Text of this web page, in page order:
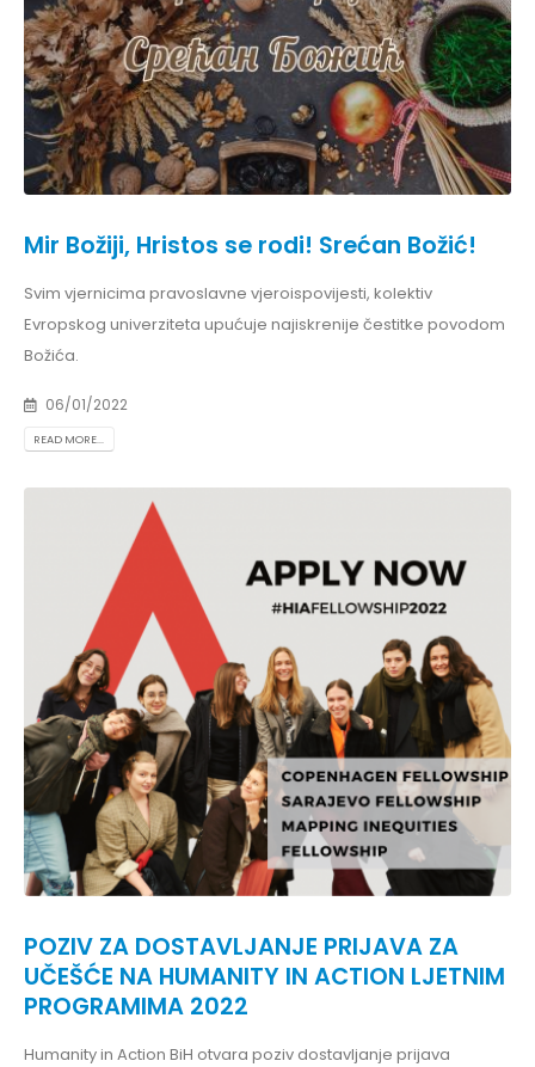
Mir Božiji, Hristos se rodi! Srećan Božić!
Svim vjernicima pravoslavne vjeroispovijesti, kolektiv
Evropskog univerziteta upućuje najiskrenije čestitke povodom
Božića.
06/01/2022
READ MORE...
POZIV ZA DOSTAVLJANJE PRIJAVA ZA
UČEŠĆE NA HUMANITY IN ACTION LJETNIM
PROGRAMIMA 2022
Humanity in Action BiH otvara poziv dostavljanje prijava